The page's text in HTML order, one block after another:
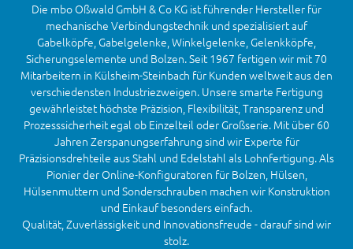
Die mbo Oßwald GmbH & Co KG ist führender Hersteller für
mechanische Verbindungstechnik und spezialisiert auf
Gabelköpfe, Gabelgelenke, Winkelgelenke, Gelenkköpfe,
Sicherungselemente und Bolzen. Seit 1967 fertigen wir mit 70
Mitarbeitern in Külsheim-Steinbach für Kunden weltweit aus den
verschiedensten Industriezweigen. Unsere smarte Fertigung
gewährleistet höchste Präzision, Flexibilität, Transparenz und
Prozesssicherheit egal ob Einzelteil oder Großserie. Mit über 60
Jahren Zerspanungserfahrung sind wir Experte für
Präzisionsdrehteile aus Stahl und Edelstahl als Lohnfertigung. Als
Pionier der Online-Konfiguratoren für Bolzen, Hülsen,
Hülsenmuttern und Sonderschrauben machen wir Konstruktion
und Einkauf besonders einfach.
Qualität, Zuverlässigkeit und Innovationsfreude - darauf sind wir
stolz.